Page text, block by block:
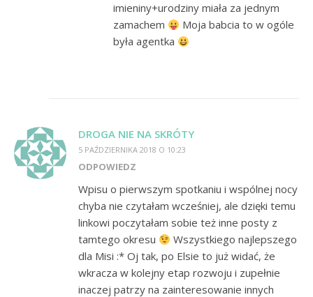
imieniny+urodziny miała za jednym
zamachem
Moja babcia to w ogóle
była agentka
DROGA NIE NA SKRÓTY
5 PAŹDZIERNIKA 2018 O 10:23
ODPOWIEDZ
Wpisu o pierwszym spotkaniu i wspólnej nocy
chyba nie czytałam wcześniej, ale dzięki temu
linkowi poczytałam sobie też inne posty z
tamtego okresu
Wszystkiego najlepszego
dla Misi :* Oj tak, po Elsie to już widać, że
wkracza w kolejny etap rozwoju i zupełnie
inaczej patrzy na zainteresowanie innych